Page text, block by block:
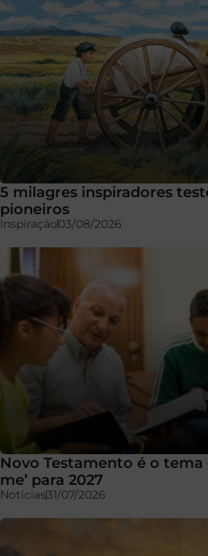
5 milagres inspiradores
pioneiros
Inspiração03/08/2026
Novo Testamento é o tema
me’ para 2027
Notícias31/07/2026